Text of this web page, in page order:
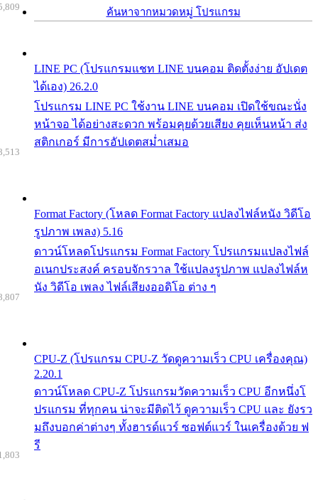
ค้นหาจากหมวดหมู่ โปรแกรม
LINE PC (โปรแกรมแชท LINE บนคอม ติดตั้งง่าย อัปเดต
ได้เอง) 26.2.0
โปรแกรม LINE PC ใช้งาน LINE บนคอม เปิดใช้ขณะนั่ง
หน้าจอ ได้อย่างสะดวก พร้อมคุยด้วยเสียง คุยเห็นหน้า ส่ง
สติกเกอร์ มีการอัปเดตสม่ำเสมอ
Format Factory (โหลด Format Factory แปลงไฟล์หนัง วิดีโอ
รูปภาพ เพลง) 5.16
ดาวน์โหลดโปรแกรม Format Factory โปรแกรมแปลงไฟล์
อเนกประสงค์ ครอบจักรวาล ใช้แปลงรูปภาพ แปลงไฟล์ห
นัง วิดีโอ เพลง ไฟล์เสียงออดิโอ ต่าง ๆ
CPU-Z (โปรแกรม CPU-Z วัดดูความเร็ว CPU เครื่องคุณ)
2.20.1
ดาวน์โหลด CPU-Z โปรแกรมวัดความเร็ว CPU อีกหนึ่งโ
ปรแกรม ที่ทุกคน น่าจะมีติดไว้ ดูความเร็ว CPU และ ยังรว
มถึงบอกค่าต่างๆ ทั้งฮารด์แวร์ ซอฟต์แวร์ ในเครื่องด้วย ฟ
รี